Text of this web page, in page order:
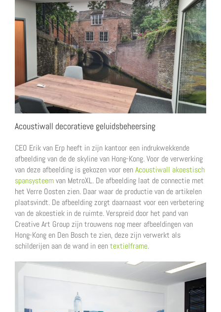
Acoustiwall decoratieve geluidsbeheersing
CEO Erik van Erp heeft in zijn kantoor een indrukwekkende
afbeelding van de de skyline van Hong-Kong. Voor de verwerking
van deze afbeelding is gekozen voor eenAcoustiwall akoestisch
spansysteemvan MetroXL. De afbeelding laat de connectie met
het Verre Oosten zien. Daar waar de productie van de artikelen
plaatsvindt. De afbeelding zorgt daarnaast voor een verbetering
van de akoestiek in de ruimte. Verspreid door het pand van
Creative Art Group zijn trouwens nog meer afbeeldingen van
Hong-Kong en Den Bosch te zien, deze zijn verwerkt als
schilderijen aan de wand in eentextielframe.